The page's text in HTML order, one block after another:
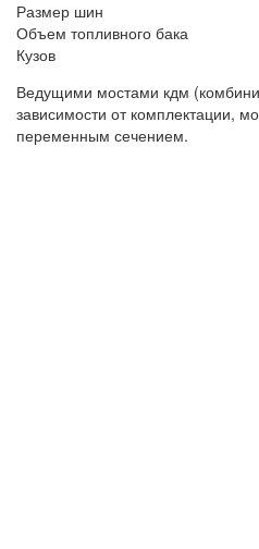
Размер шин
Объем топливного бака
Кузов
Ведущими мостами кдм
зависимости от комплектации,
переменным сечением.